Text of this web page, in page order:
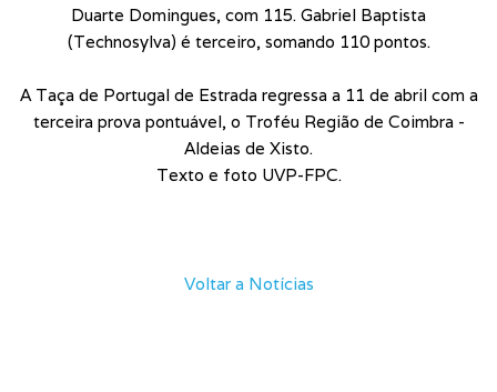
Duarte Domingues, com 115. Gabriel Baptista
(Technosylva) é terceiro, somando 110 pontos.
A Taça de Portugal de Estrada regressa a 11 de abril com a
terceira prova pontuável, o Troféu Região de Coimbra -
Aldeias de Xisto.
Texto e foto UVP-FPC.
Voltar a Notícias